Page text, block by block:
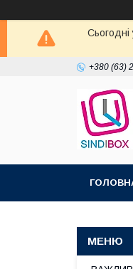
+380 (63)